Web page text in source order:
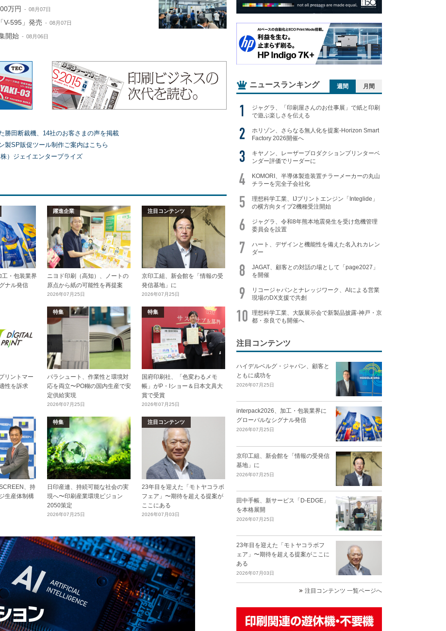
万円 08月07日
V-595」発売 08月07日
開始 08月06日
勝田断裁機、14社のお客さまの声を掲載
製SP販促ツール制作ご案内はこちら
）ジェイエンタープライズ
・包装業界
ナル発信
躍進企業
ニヨド印刷（高知）、ノートの
原点から紙の可能性を再提案
2026年07月25日
注目コンテンツ
京印工組、新会館を「情報の受
発信基地」に
2026年07月25日
リントマー
性を訴求
特集
パラシュート、作業性と環境対
応を両立〜PO糊の国内生産で安
定供給実現
2026年07月25日
特集
国府印刷社、「色変わるメモ
帳」がP・Iショー＆日本文具大
賞で受賞
2026年07月25日
、持
生産体制構
特集
日印産連、持続可能な社会の実
現へ〜印刷産業環境ビジョン
2050策定
2026年07月25日
注目コンテンツ
23年目を迎えた「モトヤコラボ
フェア」〜期待を超える提案が
ここにある
2026年07月03日
ニュースランキング 週間 月間
ジャグラ、「印刷屋さんのお仕事展」で紙と印刷
で遊ぶ楽しさを伝える
ホリゾン、さらなる無人化を提案-Horizon Smart
Factory 2026開催へ
キヤノン、レーザープロダクションプリンターベ
ンダー評価でリーダーに
KOMORI、半導体製造装置チラーメーカーの丸山
チラーを完全子会社化
理想科学工業、IJプリントエンジン「Integlide」
の横方向タイプ2機種受注開始
ジャグラ、令和8年熊本地震発生を受け危機管理
委員会を設置
ハート、デザインと機能性を備えた名入れカレン
ダー
JAGAT、顧客との対話の場として「page2027」
を開催
リコージャパンとナレッジワーク、AIによる営業
現場のDX支援で共創
理想科学工業、大阪展示会で新製品披露-神戸・京
都・奈良でも開催へ
注目コンテンツ
ハイデルベルグ・ジャパン、顧客と
ともに成功を
2026年07月25日
interpack2026、加工・包装業界に
グローバルなシグナル発信
2026年07月25日
京印工組、新会館を「情報の受発信
基地」に
2026年07月25日
田中手帳、新サービス「D-EDGE」
を本格展開
2026年07月25日
23年目を迎えた「モトヤコラボフ
ェア」〜期待を超える提案がここに
ある
2026年07月03日
注目コンテンツ 一覧ページへ